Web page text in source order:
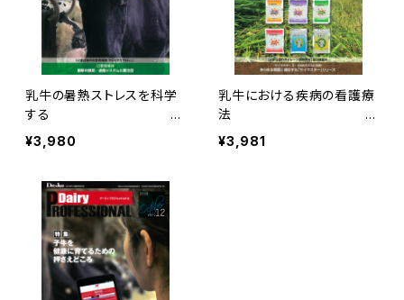
乳牛の暑熱ストレスを科学
する
Dairy PROFESSIONAL V
ol.17
¥3,980
乳牛における疾病の看護療
法
Dairy PROFES
SIONAL Vol.15
¥3,981